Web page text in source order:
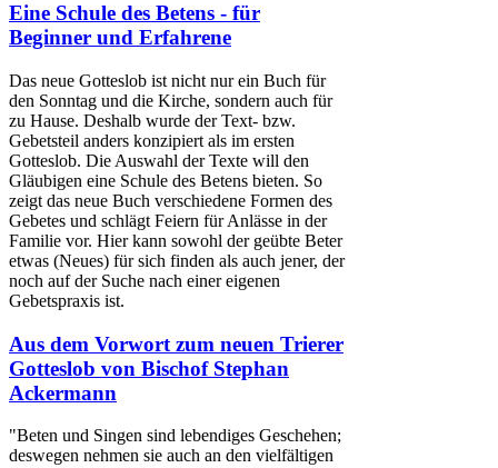
Eine Schule des Betens - für
Beginner und Erfahrene
Das neue Gotteslob ist nicht nur ein Buch für
den Sonntag und die Kirche, sondern auch für
zu Hause. Deshalb wurde der Text- bzw.
Gebetsteil anders konzipiert als im ersten
Gotteslob. Die Auswahl der Texte will den
Gläubigen eine Schule des Betens bieten. So
zeigt das neue Buch verschiedene Formen des
Gebetes und schlägt Feiern für Anlässe in der
Familie vor. Hier kann sowohl der geübte Beter
etwas (Neues) für sich finden als auch jener, der
noch auf der Suche nach einer eigenen
Gebetspraxis ist.
Aus dem Vorwort zum neuen Trierer
Gotteslob von Bischof Stephan
Ackermann
"Beten und Singen sind lebendiges Geschehen;
deswegen nehmen sie auch an den vielfältigen